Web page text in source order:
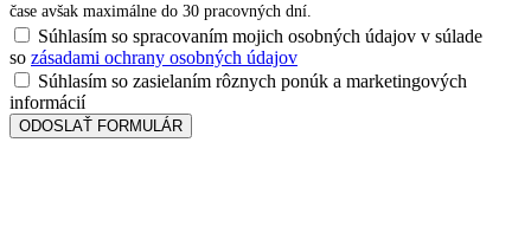
čase avšak maximálne do 30 pracovných dní.
Súhlasím so spracovaním mojich osobných údajov v súlade
so zásadami ochrany osobných údajov
Súhlasím so zasielaním rôznych ponúk a marketingových
informácií
ODOSLAŤ FORMULÁR